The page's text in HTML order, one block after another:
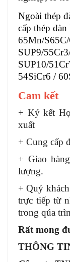
Ngoài thép
cấp thép
65Mn/
SUP9/
SUP10/
54SiCr6 /
Cam kết
+ Ký kết
xuất
+ Cung cấp
+ Giao hàng
lượng.
+ Quý
trực tiếp từ
trong qúa
Rất mong
THÔNG